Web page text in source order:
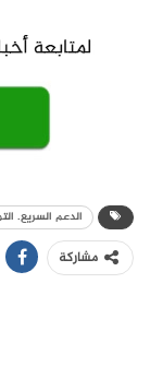
الدعم السريع.
مشاركة